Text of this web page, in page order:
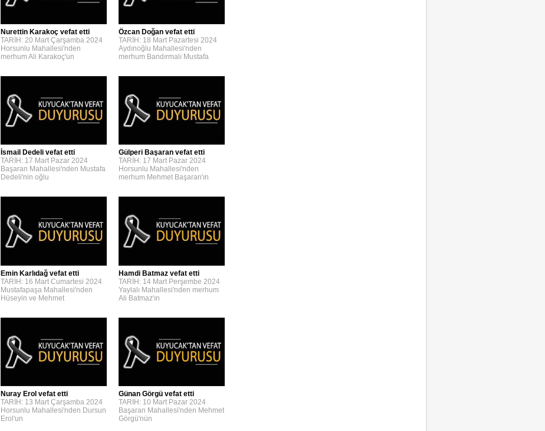
Nurettin Karakoç vefat etti
TARİH: 20 Mart Çarşamba 2024
Horsunlu Mahallesi'nden
merhum Ali Karakoç'un
Özcan Doğan vefat etti
TARİH: 18 Mart Pazartesi 2024
Aydınoğlu Mahallesi'nden
merhum Bandırmalı Mustafa
İsmail Dedeli vefat etti
TARİH: 17 Mart Pazar 2024
Başaran Mahallesi'nden Mustafa
Dedeli'nin oğlu
Gülperi Başaran vefat etti
TARİH: 17 Mart Pazar 2024
Horsunlu Mahallesi'nden
merhum Mehmet Başaran'ın
Emin Karlıdağ vefat etti
TARİH: 16 Mart Cumartesi 2024
Mustafapaşa Mahallesi'nden
Hüseyin ve Mehmet
Hamdi Batmaz vefat etti
TARİH: 14 Mart Perşembe 2024
Yaylalı Mahallesi'nden merhum
Ali Batmaz'ın
Nuray Erol vefat etti
TARİH: 13 Mart Çarşamba 2024
Horsunlu Mahallesi'nden Dursun
Erol'un
Günan Görgü vefat etti
TARİH: 10 Mart Pazar 2024
Başaran Mahallesi'nden Mehmet
Görgü'nün